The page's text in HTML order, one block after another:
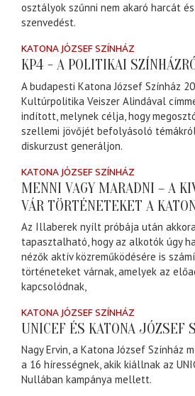
osztályok szűnni nem akaró harcát
szenvedést.
KATONA JÓZSEF SZÍNHÁZ
KP4 - A POLITIKAI
A budapesti Katona József Színház
Kultúrpolitika Veiszer Alindával
indított, melynek célja, hogy
szellemi jövőjét befolyásoló
diskurzust generáljon.
KATONA JÓZSEF SZÍNHÁZ
MENNI VAGY MARADNI – A
VÁR TÖRTÉNETEKET A
Az Illaberek nyílt próbája után
tapasztalható, hogy az alkotók úgy
nézők aktív közreműködésére is
történeteket várnak, amelyek az
kapcsolódnak,
KATONA JÓZSEF SZÍNHÁZ
UNICEF ÉS KATONA JÓZSEF
Nagy Ervin, a Katona József Színház
a 16 hírességnek, akik kiállnak az
Nullában kampánya mellett.